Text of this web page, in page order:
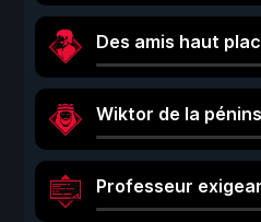
Des amis haut
Wiktor de la
Professeur